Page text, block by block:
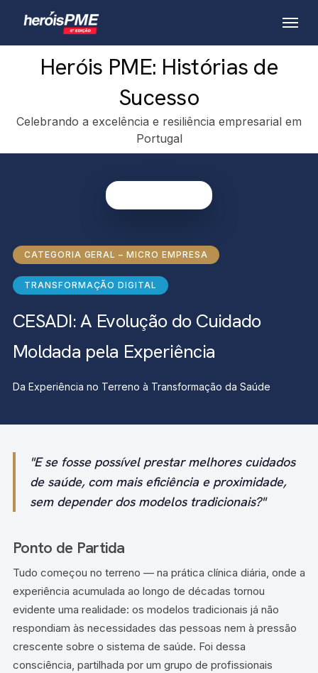
main
Menu
Heróis PME: Histórias de
Sucesso
Celebrando a excelência e resiliência empresarial em
Portugal
CATEGORIA GERAL – MICRO EMPRESA
TRANSFORMAÇÃO DIGITAL
CESADI: A Evolução do Cuidado
Moldada pela Experiência
Da Experiência no Terreno à Transformação da Saúde
"E se fosse possível prestar melhores cuidados
de saúde, com mais eficiência e proximidade,
sem depender dos modelos tradicionais?"
Ponto de Partida
Tudo começou no terreno — na prática clínica diária, onde a
experiência acumulada ao longo de décadas tornou
evidente uma realidade: os modelos tradicionais já não
respondiam às necessidades das pessoas nem à pressão
crescente sobre o sistema de saúde. Foi dessa
consciência, partilhada por um grupo de profissionais